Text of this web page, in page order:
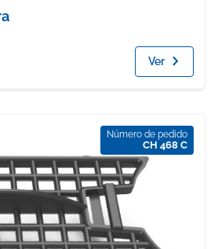
Ver
Número de pedido
CH 468 C